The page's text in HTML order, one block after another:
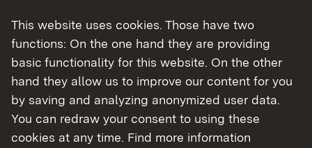
Übersicht unserer Social Media-
Auftritte:
This website uses cookies. Those have two
functions: On the one hand they are providing
basic functionality for this website. On the other
hand they allow us to improve our content for you
by saving and analyzing anonymized user data.
You can redraw your consent to using these
cookies at any time. Find more information